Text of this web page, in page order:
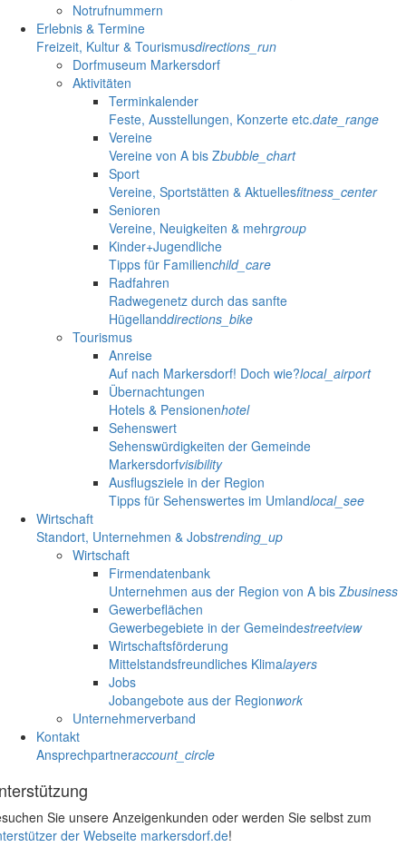
Notrufnummern
Erlebnis & Termine
Freizeit, Kultur & Tourismusdirections_run
Dorfmuseum Markersdorf
Aktivitäten
Terminkalender
Feste, Ausstellungen, Konzerte etc.date_range
Vereine
Vereine von A bis Zbubble_chart
Sport
Vereine, Sportstätten & Aktuellesfitness_center
Senioren
Vereine, Neuigkeiten & mehrgroup
Kinder+Jugendliche
Tipps für Familienchild_care
Radfahren
Radwegenetz durch das sanfte
Hügellanddirections_bike
Tourismus
Anreise
Auf nach Markersdorf! Doch wie?local_airport
Übernachtungen
Hotels & Pensionenhotel
Sehenswert
Sehenswürdigkeiten der Gemeinde
Markersdorfvisibility
Ausflugsziele in der Region
Tipps für Sehenswertes im Umlandlocal_see
Wirtschaft
Standort, Unternehmen & Jobstrending_up
Wirtschaft
Firmendatenbank
Unternehmen aus der Region von A bis Zbusiness
Gewerbeflächen
Gewerbegebiete in der Gemeindestreetview
Wirtschaftsförderung
Mittelstandsfreundliches Klimalayers
Jobs
Jobangebote aus der Regionwork
Unternehmerverband
Kontakt
Ansprechpartneraccount_circle
Sie unsere Anzeigenkunden oder werden Sie selbst zum
der Webseite markersdorf.de!